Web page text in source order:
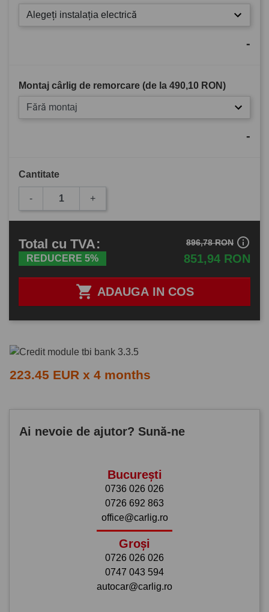
Alegeți instalația electrică
-
Montaj cârlig de remorcare (de la 490,10 RON)
Fără montaj
-
Cantitate
- +
 ADAUGA IN COS
Total cu TVA:
REDUCERE 5% 851,94 RON
896,78 RON info_outline
223.45 EUR x 4 months
Ai nevoie de ajutor? Sună-ne
București
0736 026 026
0726 692 863
office@carlig.ro
Groși
0726 026 026
0747 043 594
autocar@carlig.ro